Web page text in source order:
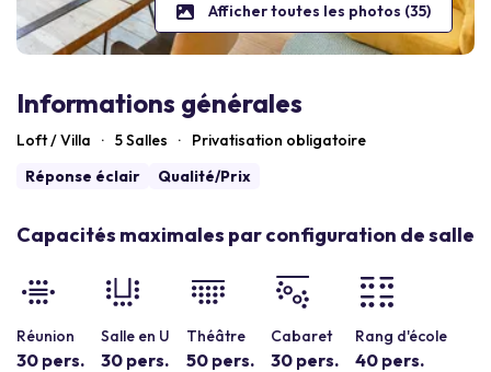
Afficher toutes les photos (35)
Informations générales
Loft / Villa · 5 Salles ·
Privatisation obligatoire
Réponse éclair
Qualité/Prix
Capacités maximales par configuration de salle
Réunion
30 pers.
Salle en U
30 pers.
Théâtre
50 pers.
Cabaret
30 pers.
Rang d'école
40 pers.